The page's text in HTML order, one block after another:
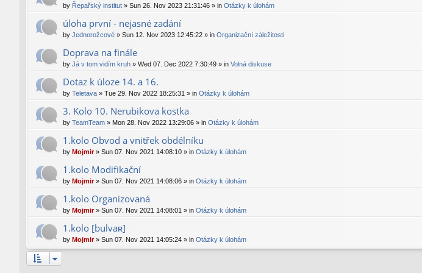
by Řepařský institut » Sun 26. Nov 2023 21:31:46 » in Otázky k úlohám
úloha první - nejasné zadání
by Jednorožcové » Sun 12. Nov 2023 12:45:22 » in Organizační záležitosti
Doprava na finále
by Já v tom vidím kruh » Wed 07. Dec 2022 7:30:49 » in Volná diskuse
Dotaz k úloze 14. a 16.
by Teletava » Tue 29. Nov 2022 18:25:31 » in Otázky k úlohám
3. Kolo 10. Nerubikova kostka
by TeamTeam » Mon 28. Nov 2022 13:29:06 » in Otázky k úlohám
1.kolo Obvod a vnitřek obdélníku
by Mojmir» Sun 07. Nov 2021 14:08:10 » in Otázky k úlohám
1.kolo Modifikační
by Mojmir» Sun 07. Nov 2021 14:08:06 » in Otázky k úlohám
1.kolo Organizovaná
by Mojmir» Sun 07. Nov 2021 14:08:01 » in Otázky k úlohám
1.kolo [bulvaʀ]
by Mojmir» Sun 07. Nov 2021 14:05:24 » in Otázky k úlohám